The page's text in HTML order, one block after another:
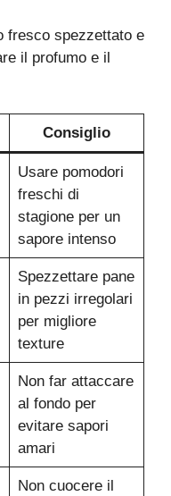
fresco spezzettato e
il profumo e il
Consiglio
Usare pomodori
freschi di
stagione per un
sapore intenso
Spezzettare pane
in pezzi irregolari
per migliore
texture
Non far attaccare
al fondo per
evitare sapori
amari
Non cuocere il